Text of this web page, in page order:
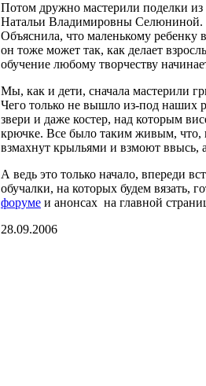
Потом дружно мастерили поделки
Натальи Владимировны Селюниной.
Объяснила, что маленькому ребенку
он тоже может так, как делает
обучение любому творчеству
Мы, как и дети, сначала мастерили
Чего только не вышло из-под наших
звери и даже костер, над которым
крючке. Все было таким живым, что,
взмахнут крыльями и взмоют ввысь,
А ведь это только начало, впереди
обучалки, на которых будем вязать,
форуме и анонсах на главной
28.09.2006